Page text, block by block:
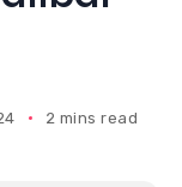
2 mins read